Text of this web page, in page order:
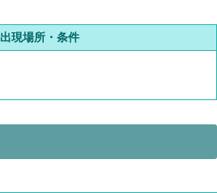
出現場所・条件